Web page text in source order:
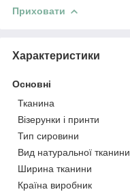
Приховати
Характеристики
Основні
Тканина
Візерунки і принти
Тип сировини
Вид натуральної тканини
Ширина тканини
Країна виробник